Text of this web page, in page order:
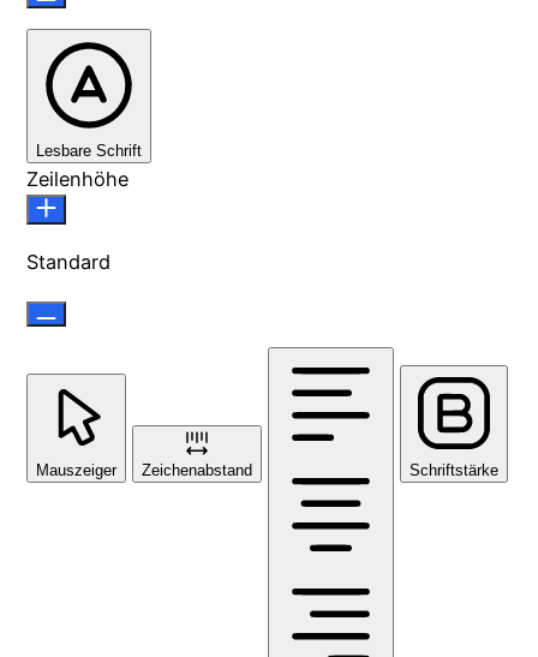
Lesbare Schrift
Zeilenhöhe
Standard
Mauszeiger Zeichenabstand Schriftstärke